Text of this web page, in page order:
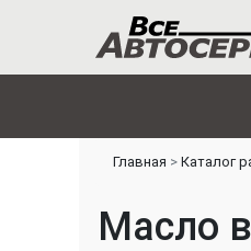
Главная Каталог
Масло